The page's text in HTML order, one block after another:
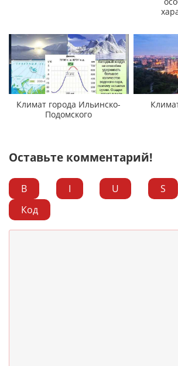
Климат города Ильинско-
Подомского
Оставьте комментарий!
B I U S
Код